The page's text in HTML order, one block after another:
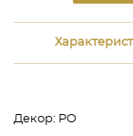
Декор: PO